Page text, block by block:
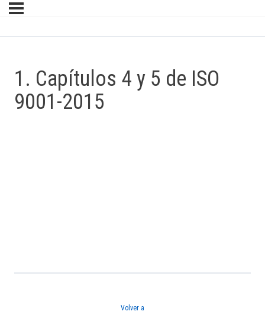
1. Capítulos 4 y 5 de ISO
9001-2015
Volver a